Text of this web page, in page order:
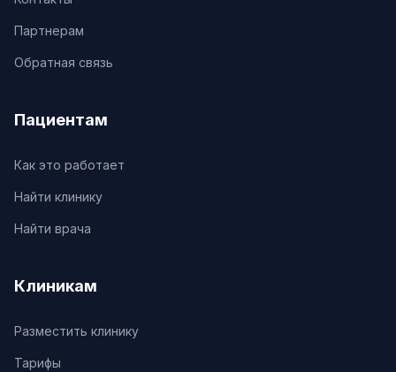
Партнерам
Обратная связь
Пациентам
Как это работает
Найти клинику
Найти врача
Клиникам
Разместить клинику
Тарифы